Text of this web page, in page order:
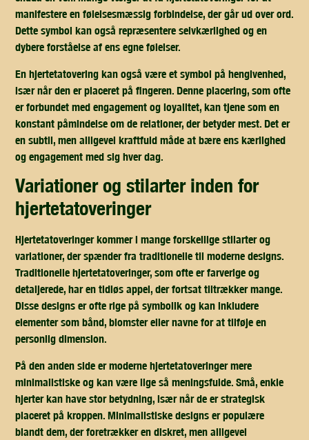
manifestere en følelsesmæssig forbindelse, der går ud over ord.
Dette symbol kan også repræsentere selvkærlighed og en
dybere forståelse af ens egne følelser.
En hjertetatovering kan også være et symbol på hengivenhed,
især når den er placeret på fingeren. Denne placering, som ofte
er forbundet med engagement og loyalitet, kan tjene som en
konstant påmindelse om de relationer, der betyder mest. Det er
en subtil, men alligevel kraftfuld måde at bære ens kærlighed
og engagement med sig hver dag.
variationer og stilarter inden for
hjertetatoveringer
Hjertetatoveringer kommer i mange forskellige stilarter og
variationer, der spænder fra traditionelle til moderne designs.
Traditionelle hjertetatoveringer, som ofte er farverige og
detaljerede, har en tidløs appel, der fortsat tiltrækker mange.
Disse designs er ofte rige på symbolik og kan inkludere
elementer som bånd, blomster eller navne for at tilføje en
personlig dimension.
På den anden side er moderne hjertetatoveringer mere
minimalistiske og kan være lige så meningsfulde. Små, enkle
hjerter kan have stor betydning, især når de er strategisk
placeret på kroppen. Minimalistiske designs er populære
blandt dem, der foretrækker en diskret, men alligevel